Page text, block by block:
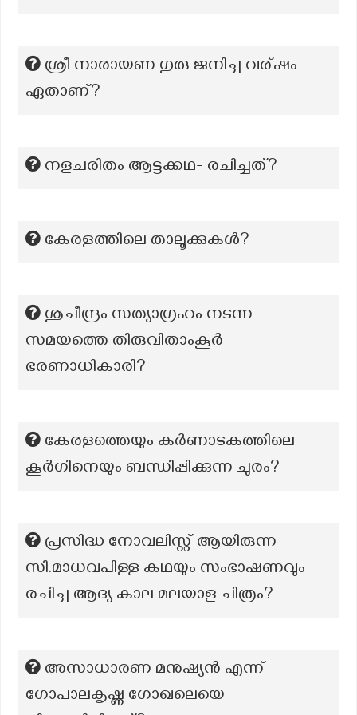
ശ്രീ നാരായണ ഗുരു ജനിച്ച വര്ഷം
ഏതാണ്?
നളചരിതം ആട്ടക്കഥ- രചിച്ചത്?
കേരളത്തിലെ താലൂക്കുകൾ?
ശുചീന്ദ്രം സത്യാഗ്രഹം നടന്ന
സമയത്തെ തിരുവിതാംകൂർ
ഭരണാധികാരി?
കേരളത്തെയും കർണാടകത്തിലെ
കൂർഗിനെയും ബന്ധിപ്പിക്കുന്ന ചുരം?
പ്രസിദ്ധ നോവലിസ്റ്റ് ആയിരുന്ന
സി.മാധവപിള്ള കഥയും സംഭാഷണവും
രചിച്ച ആദ്യ കാല മലയാള ചിത്രം?
അസാധാരണ മനുഷ്യൻ എന്ന്
ഗോപാലകൃഷ്ണ ഗോഖലെയെ